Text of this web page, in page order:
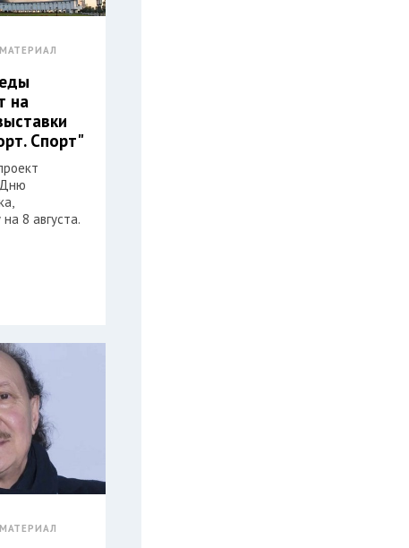
МАТЕРИАЛ
на
Спорт"
Дню
8 августа.
МАТЕРИАЛ